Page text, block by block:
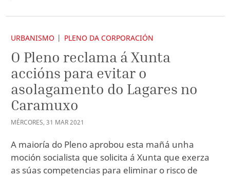
URBANISMO PLENO DA CORPORACIÓN
O Pleno reclama á Xunta
accións para evitar o
asolagamento do Lagares no
Caramuxo
MÉRCORES, 31 MAR2021
A maioría do Pleno aprobou esta mañá unha
moción socialista que solicita á Xunta que exerza
as súas competencias para eliminar o risco de